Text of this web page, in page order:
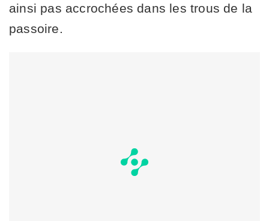
ainsi pas accrochées dans les trous de la
passoire.